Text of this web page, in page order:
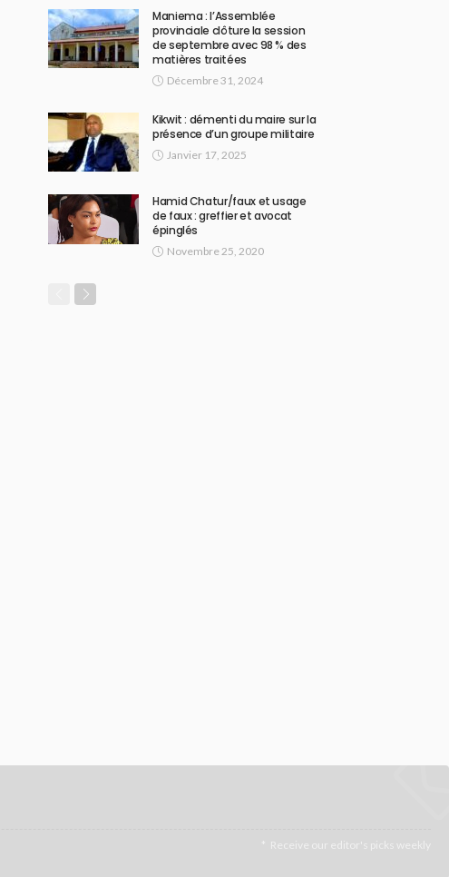
Maniema : l’Assemblée
provinciale clôture la session
de septembre avec 98 % des
matières traitées
Décembre 31, 2024
Kikwit : démenti du maire sur la
présence d’un groupe militaire
Janvier 17, 2025
Hamid Chatur/faux et usage
de faux : greffier et avocat
épinglés
Novembre 25, 2020
Receive our editor's picks weekly